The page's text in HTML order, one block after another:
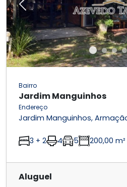
Previous
Bairro
Jardim Manguinhos
Endereço
Jardim Manguinhos,
3 + 2 4 5 200,00 m²
Aluguel